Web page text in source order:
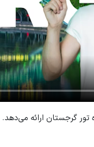
تور گرجستان ارائه